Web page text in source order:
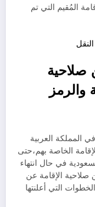
المُقيم التي تم
صلاحية
والرمز
المملكة العربية
الخاصة بهم،حتى
في حال انتهاء
صلاحية الإقامة عن
التي أعلنتها